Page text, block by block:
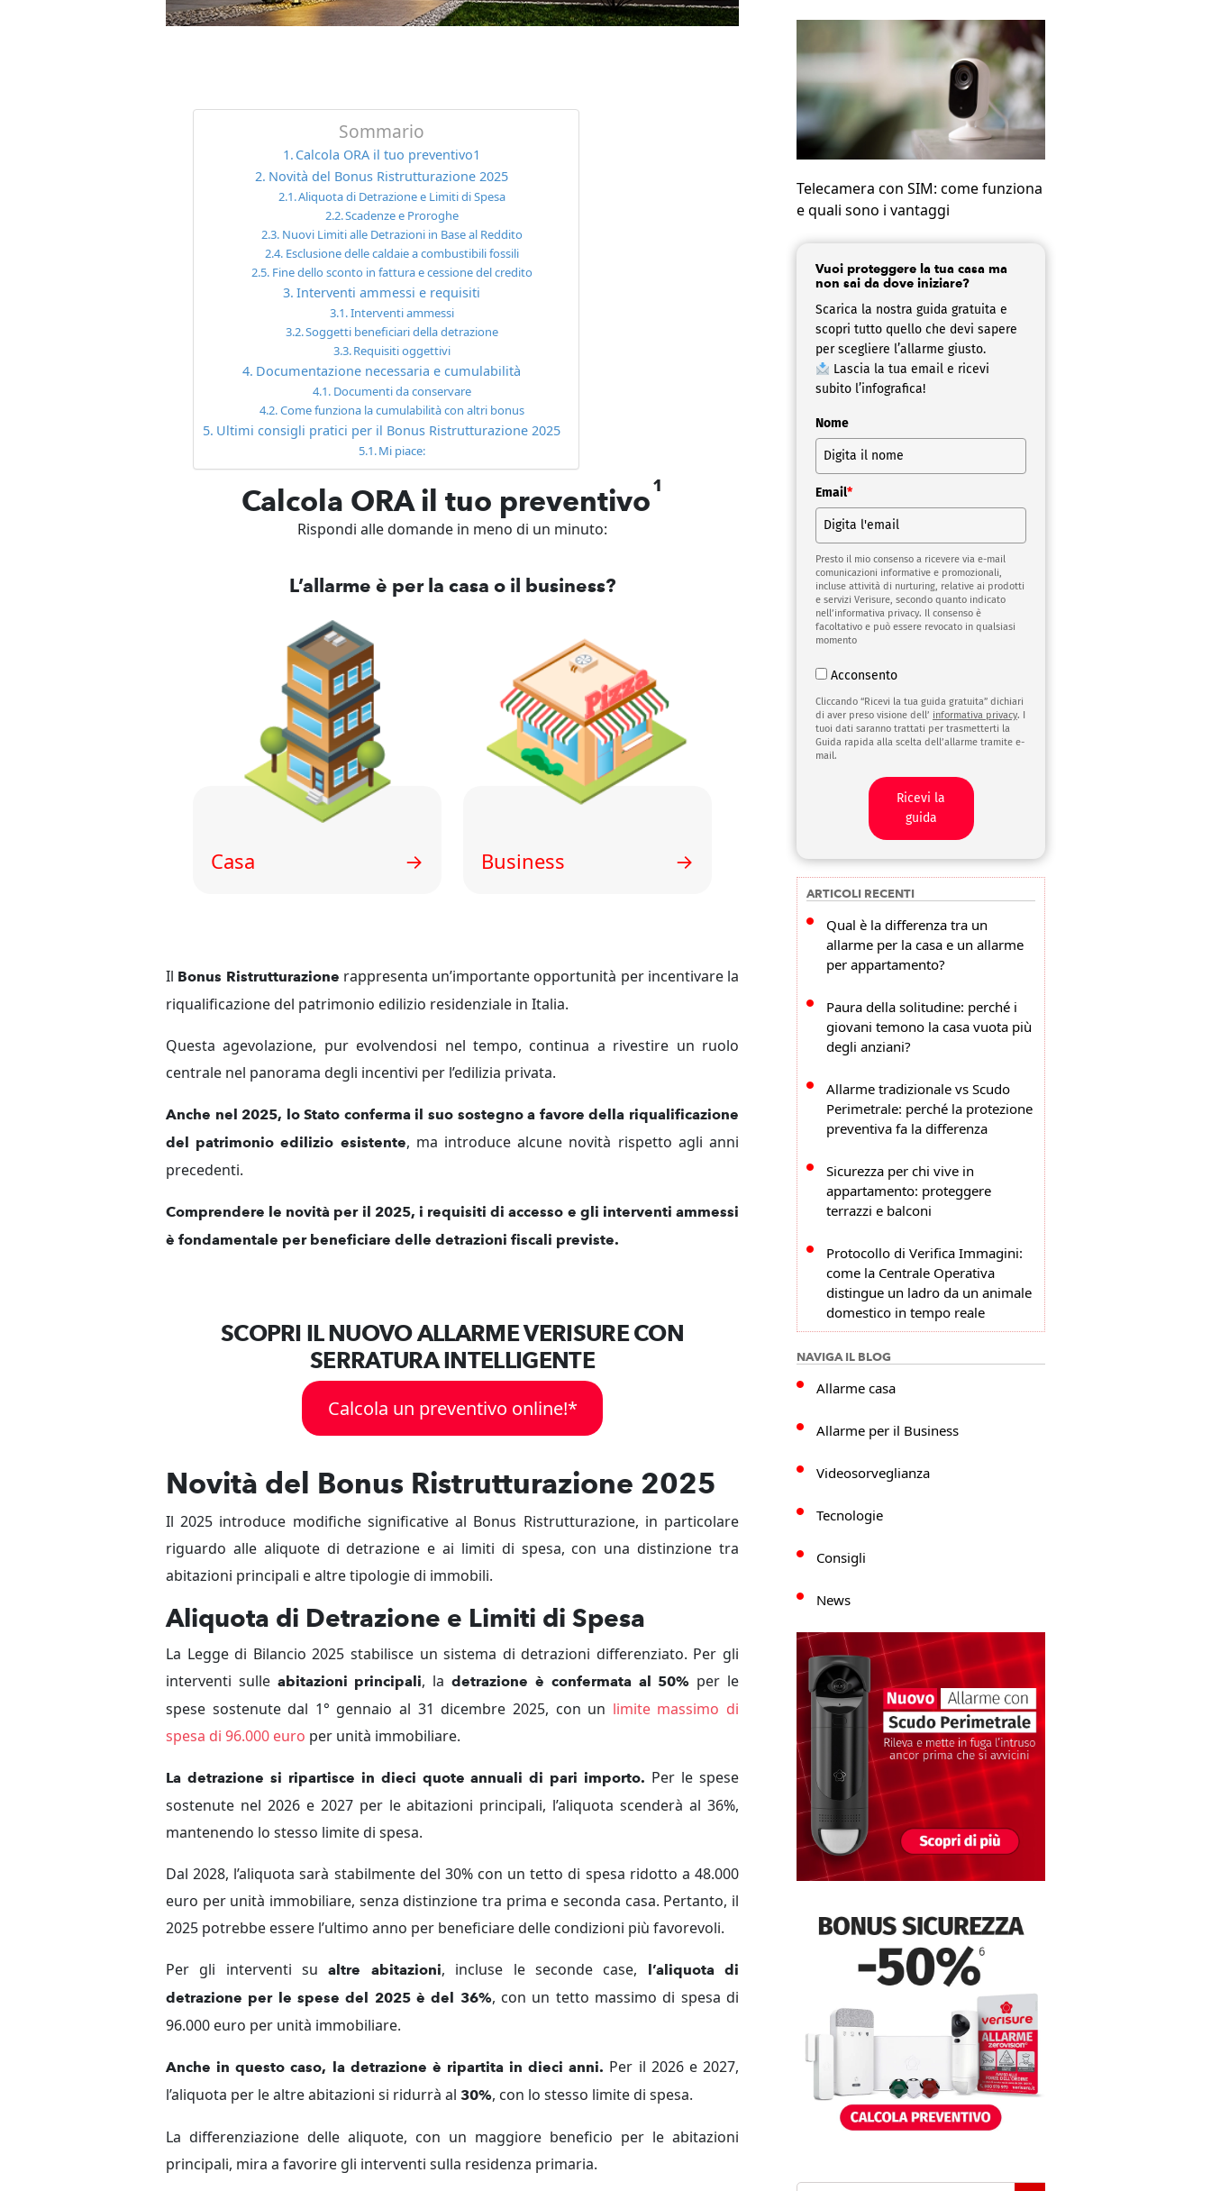
Sommario
Calcola ORA il tuo preventivo1
Novità del Bonus Ristrutturazione 2025
Aliquota di Detrazione e Limiti di Spesa
Scadenze e Proroghe
Nuovi Limiti alle Detrazioni in Base al Reddito
Esclusione delle caldaie a combustibili fossili
Fine dello sconto in fattura e cessione del credito
Interventi ammessi e requisiti
Interventi ammessi
Soggetti beneficiari della detrazione
Requisiti oggettivi
Documentazione necessaria e cumulabilità
Documenti da conservare
Come funziona la cumulabilità con altri bonus
Ultimi consigli pratici per il Bonus Ristrutturazione 2025
Mi piace:
Calcola ORA il tuo preventivo1
Rispondi alle domande in meno di un minuto:
L’allarme è per la casa o il business?
Casa → Business →
Il Bonus Ristrutturazione rappresenta un’importante opportunità per incentivare la
riqualificazione del patrimonio edilizio residenziale in Italia.
Questa agevolazione, pur evolvendosi nel tempo, continua a rivestire un ruolo
centrale nel panorama degli incentivi per l’edilizia privata.
Anche nel 2025, lo Stato conferma il suo sostegno a favore della riqualificazione
del patrimonio edilizio esistente, ma introduce alcune novità rispetto agli anni
precedenti.
Comprendere le novità per il 2025, i requisiti di accesso e gli interventi ammessi
è fondamentale per beneficiare delle detrazioni fiscali previste.
SCOPRI IL NUOVO ALLARME VERISURE CON
SERRATURA INTELLIGENTE
Calcola un preventivo online!*
Novità del Bonus Ristrutturazione 2025
Il 2025 introduce modifiche significative al Bonus Ristrutturazione, in particolare
riguardo alle aliquote di detrazione e ai limiti di spesa, con una distinzione tra
abitazioni principali e altre tipologie di immobili.
Aliquota di Detrazione e Limiti di Spesa
La Legge di Bilancio 2025 stabilisce un sistema di detrazioni differenziato. Per gli
interventi sulleabitazioni principali, ladetrazione è confermata al 50% per le
spese sostenute dal 1° gennaio al 31 dicembre 2025, con un limite massimo di
spesa di 96.000 euro per unità immobiliare.
La detrazione si ripartisce in dieci quote annuali di pari importo. Per le spese
sostenute nel 2026 e 2027 per le abitazioni principali, l’aliquota scenderà al 36%,
mantenendo lo stesso limite di spesa.
Dal 2028, l’aliquota sarà stabilmente del 30% con un tetto di spesa ridotto a 48.000
euro per unità immobiliare, senza distinzione tra prima e seconda casa. Pertanto, il
2025 potrebbe essere l’ultimo anno per beneficiare delle condizioni più favorevoli.
Per gli interventi su altre abitazioni, incluse le seconde case,
l’aliquota di
detrazione per le spese del 2025 è del 36%, con un tetto massimo di spesa di
96.000 euro per unità immobiliare.
Anche in questo caso, la detrazione è ripartita in dieci anni. Per il 2026 e 2027,
l’aliquota per le altre abitazioni si ridurrà al 30%, con lo stesso limite di spesa.
La differenziazione delle aliquote, con un maggiore beneficio per le abitazioni
principali, mira a favorire gli interventi sulla residenza primaria.
Telecamera con SIM: come funziona
e quali sono i vantaggi
Vuoi proteggere la tua casa ma
non sai da dove iniziare?
Scarica la nostra guida gratuita e
scopri tutto quello che devi sapere
per scegliere l’allarme giusto.
Lascia la tua email e ricevi
subito l’infografica!
Nome
Email*
Presto il mio consenso a ricevere via e-mail
comunicazioni informative e promozionali,
incluse attività di nurturing, relative ai prodotti
e servizi Verisure, secondo quanto indicato
nell’informativa privacy. Il consenso è
facoltativo e può essere revocato in qualsiasi
momento
Acconsento
Cliccando “Ricevi la tua guida gratuita” dichiari
di aver preso visione dell’ informativa privacy. I
tuoi dati saranno trattati per trasmetterti la
Guida rapida alla scelta dell’allarme tramite e-
mail.
Ricevi la
guida
ARTICOLI RECENTI
Qual è la differenza tra un
allarme per la casa e un allarme
per appartamento?
Paura della solitudine: perché i
giovani temono la casa vuota più
degli anziani?
Allarme tradizionale vs Scudo
Perimetrale: perché la protezione
preventiva fa la differenza
Sicurezza per chi vive in
appartamento: proteggere
terrazzi e balconi
Protocollo di Verifica Immagini:
come la Centrale Operativa
distingue un ladro da un animale
domestico in tempo reale
NAVIGA IL BLOG
Allarme casa
Allarme per il Business
Videosorveglianza
Tecnologie
Consigli
News